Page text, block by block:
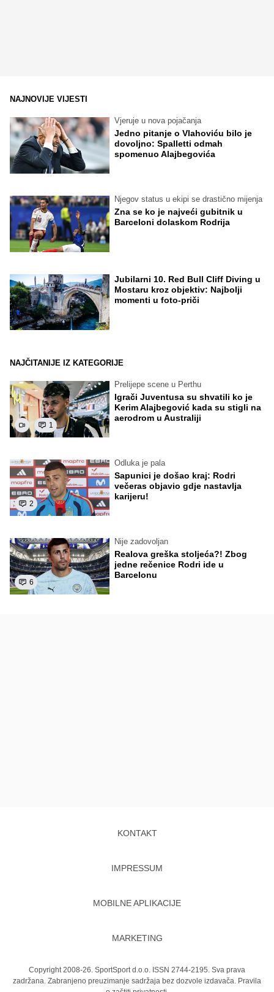
NAJNOVIJE VIJESTI
Vjeruje u nova pojačanja
Jedno pitanje o Vlahoviću bilo je
dovoljno: Spalletti odmah
spomenuo Alajbegovića
Njegov status u ekipi se drastično mijenja
Zna se ko je najveći gubitnik u
Barceloni dolaskom Rodrija
Jubilarni 10. Red Bull Cliff Diving u
Mostaru kroz objektiv: Najbolji
momenti u foto-priči
NAJČITANIJE IZ KATEGORIJE
1
Prelijepe scene u Perthu
Igrači Juventusa su shvatili ko je
Kerim Alajbegović kada su stigli na
aerodrom u Australiji
2
Odluka je pala
Sapunici je došao kraj: Rodri
večeras objavio gdje nastavlja
karijeru!
6
Nije zadovoljan
Realova greška stoljeća?! Zbog
jedne rečenice Rodri ide u
Barcelonu
KONTAKT
IMPRESSUM
MOBILNE APLIKACIJE
MARKETING
Copyright 2008-26. SportSport d.o.o. ISSN 2744-2195. Sva prava
zadržana. Zabranjeno preuzimanje sadržaja bez dozvole izdavača. Pravila